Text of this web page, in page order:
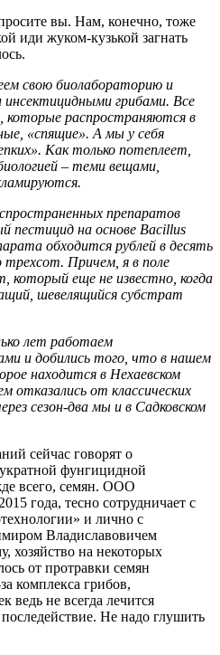
вы. Нам, конечно, тоже
иди жуком-кузькой загнать
свою биолабораторию и
грибами. Все
которые распространяются в
«спящие». А мы у себя
Как только потеплеет,
– теми вещами,
препаратов
на основе Bacillus
обходится рублей в десять
трехсот. Причем, я в поле
который еще не известно, когда
шевелящийся субстрат
лет работаем
и добились того, что в нашем
находится в Нехаевском
отказались от классических
сезон-два мы и в Садковском
сейчас говорят о
фунгицидной
всего, семян. ООО
года, тесно сотрудничает с
и лично с
Владиславовичем
хозяйство на некоторых
от протравки семян
комплекса грибов,
ведь не всегда лечится
Не надо глушить